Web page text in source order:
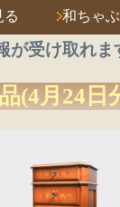
る 和ちゃ
受け取れま
(4月24日